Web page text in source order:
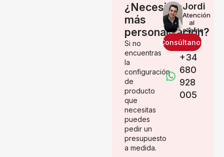
¿Necesitas
más
personalización?
Si no
encuentras
la
configuración
de
producto
que
necesitas
puedes
pedir un
presupuesto
a medida.
Jordi
Atención
al
cliente
Consúltanos
+34
680
928
005